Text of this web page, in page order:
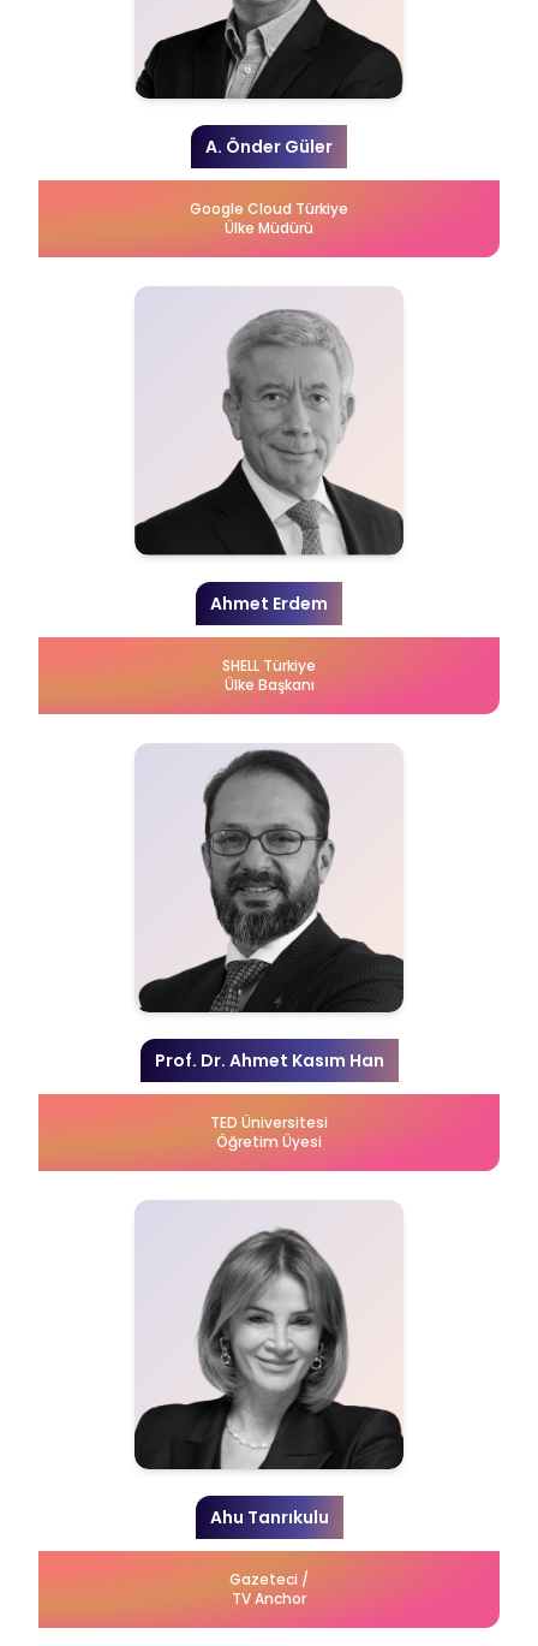
A. Önder Güler
Google Cloud Türkiye
Ülke Müdürü
Ahmet Erdem
SHELL Türkiye
Ülke Başkanı
Prof. Dr. Ahmet Kasım Han
TED Üniversitesi
Öğretim Üyesi
Ahu Tanrıkulu
Gazeteci /
TV Anchor